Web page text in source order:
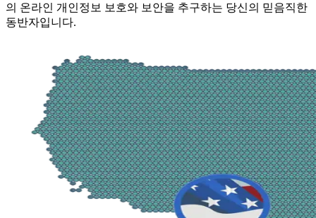
의 온라인 개인정보 보호와 보안을 추구하는 당신의 믿음직한
동반자입니다.